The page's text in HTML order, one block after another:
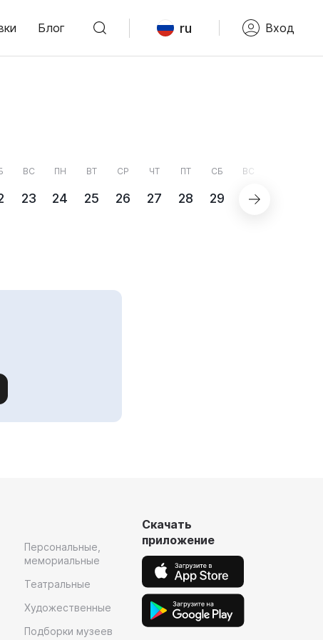
Блог ru Вход
ВС
23
ПН
24
ВТ
25
СР
26
ЧТ
27
ПТ
28
СБ
29
ВС
30
Персональные,
мемориальные
Театральные
Художественные
Подборки музеев
Скачать
приложение